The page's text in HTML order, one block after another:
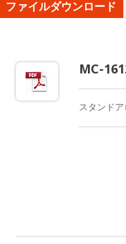
ファイルダウンロード
MC-
スタンド